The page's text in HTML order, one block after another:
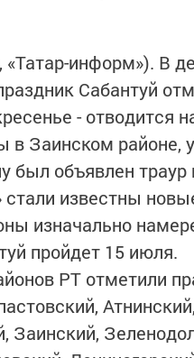
информ»). В
Сабантуй
- отводится
в Заинском районе,
был объявлен
стали известны
изначально
пройдет 15 июля.
РТ отметили
Заинский,